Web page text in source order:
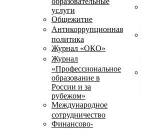
услуги
Общежитие
Антикоррупционная
политика
Журнал «ОКО»
Журнал
«Профессиональное
образование в
России и за
рубежом»
Международное
сотрудничество
Финансово-